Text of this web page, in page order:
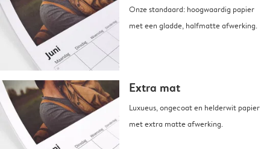
Onze standaard: hoogwaardig papier
met een gladde, halfmatte afwerking.
Extra mat
Luxueus, ongecoat en helderwit papier
met extra matte afwerking.